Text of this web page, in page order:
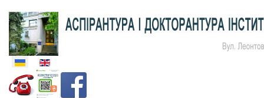
Оберіть свою мову